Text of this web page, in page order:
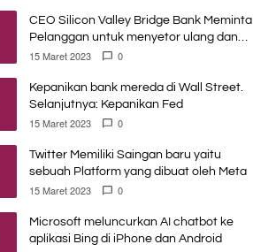
CEO Silicon Valley Bridge Bank Meminta
Pelanggan untuk menyetor ulang dana
Mereka
15 Maret 2023 0
Kepanikan bank mereda di Wall Street.
Selanjutnya: Kepanikan Fed
15 Maret 2023 0
Twitter Memiliki Saingan baru yaitu
sebuah Platform yang dibuat oleh Meta
15 Maret 2023 0
Microsoft meluncurkan AI chatbot ke
aplikasi Bing di iPhone dan Android